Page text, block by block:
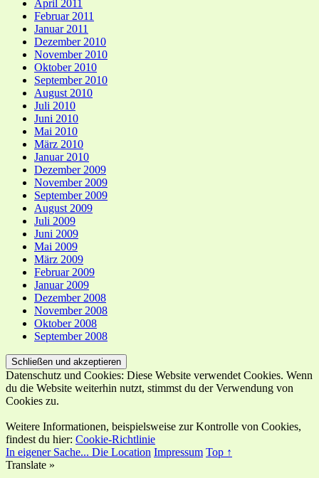
April 2011
Februar 2011
Januar 2011
Dezember 2010
November 2010
Oktober 2010
September 2010
August 2010
Juli 2010
Juni 2010
Mai 2010
März 2010
Januar 2010
Dezember 2009
November 2009
September 2009
August 2009
Juli 2009
Juni 2009
Mai 2009
März 2009
Februar 2009
Januar 2009
Dezember 2008
November 2008
Oktober 2008
September 2008
Datenschutz und Cookies: Diese Website verwendet Cookies. Wenn
du die Website weiterhin nutzt, stimmst du der Verwendung von
Cookies zu.
Weitere Informationen, beispielsweise zur Kontrolle von Cookies,
findest du hier: Cookie-Richtlinie
In eigener Sache... Die Location Impressum Top ↑
Translate »